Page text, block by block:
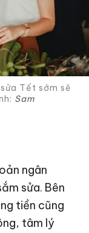
Tết sớm sẽ
Sam
ngân
sửa. Bên
tiền cũng
tâm lý